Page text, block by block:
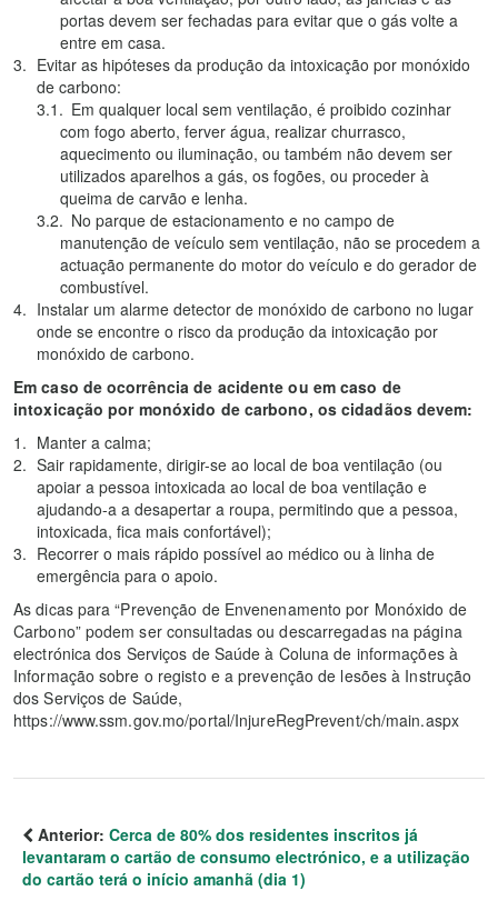
portas devem ser fechadas para evitar que o gás volte a
entre em casa.
Evitar as hipóteses da produção da intoxicação por monóxido
de carbono:
Em qualquer local sem ventilação, é proibido cozinhar
com fogo aberto, ferver água, realizar churrasco,
aquecimento ou iluminação, ou também não devem ser
utilizados aparelhos a gás, os fogões, ou proceder à
queima de carvão e lenha.
No parque de estacionamento e no campo de
manutenção de veículo sem ventilação, não se procedem a
actuação permanente do motor do veículo e do gerador de
combustível.
Instalar um alarme detector de monóxido de carbono no lugar
onde se encontre o risco da produção da intoxicação por
monóxido de carbono.
Em caso de ocorrência de acidente ou em caso de
intoxicação por monóxido de carbono, os cidadãos devem:
Manter a calma;
Sair rapidamente, dirigir-se ao local de boa ventilação (ou
apoiar a pessoa intoxicada ao local de boa ventilação e
ajudando-a a desapertar a roupa, permitindo que a pessoa,
intoxicada, fica mais confortável);
Recorrer o mais rápido possível ao médico ou à linha de
emergência para o apoio.
As dicas para “Prevenção de Envenenamento por Monóxido de
Carbono” podem ser consultadas ou descarregadas na página
electrónica dos Serviços de Saúde à Coluna de informações à
Informação sobre o registo e a prevenção de lesões à Instrução
dos Serviços de Saúde,
https://www.ssm.gov.mo/portal/InjureRegPrevent/ch/main.aspx
Anterior: Cerca de 80% dos residentes inscritos já
levantaram o cartão de consumo electrónico, e a utilização
do cartão terá o início amanhã (dia 1)